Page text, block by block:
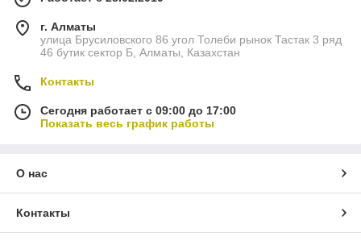
г. Алматы
улица Брусиловского 86 угол Толеби рынок Тастак 3 ряд
46 бутик сектор Б, Алматы, Казахстан
Контакты
Сегодня работает с 09:00 до 17:00
Показать весь график работы
О нас
Контакты